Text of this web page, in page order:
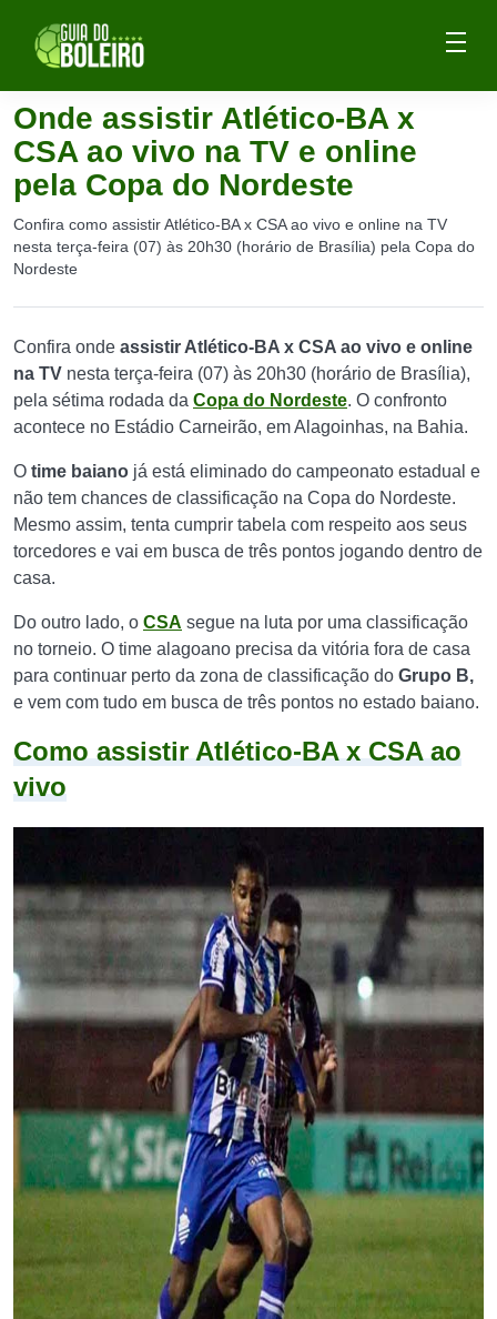
Onde assistir Atlético-BA x
CSA ao vivo na TV e online
pela Copa do Nordeste
Confira como assistir Atlético-BA x CSA ao vivo e online na TV
nesta terça-feira (07) às 20h30 (horário de Brasília) pela Copa do
Nordeste
Confira onde assistir Atlético-BA x CSA ao vivo e online
na TV nesta terça-feira (07) às 20h30 (horário de Brasília),
pela sétima rodada da Copa do Nordeste. O confronto
acontece no Estádio Carneirão, em Alagoinhas, na Bahia.
O time baiano já está eliminado do campeonato estadual e
não tem chances de classificação na Copa do Nordeste.
Mesmo assim, tenta cumprir tabela com respeito aos seus
torcedores e vai em busca de três pontos jogando dentro de
casa.
Do outro lado, o CSA segue na luta por uma classificação
no torneio. O time alagoano precisa da vitória fora de casa
para continuar perto da zona de classificação do Grupo B,
e vem com tudo em busca de três pontos no estado baiano.
Como assistir Atlético-BA x CSA ao
vivo